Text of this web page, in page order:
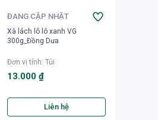
ĐANG CẬP NHẬT
Xà lách lô lô xanh VG
300g_Đồng Dưa
Đơn vị tính:Túi
13.000 ₫
Liên hệ